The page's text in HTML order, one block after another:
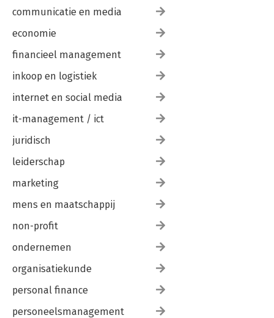
communicatie en media
economie
financieel management
inkoop en logistiek
internet en social media
it-management / ict
juridisch
leiderschap
marketing
mens en maatschappij
non-profit
ondernemen
organisatiekunde
personal finance
personeelsmanagement